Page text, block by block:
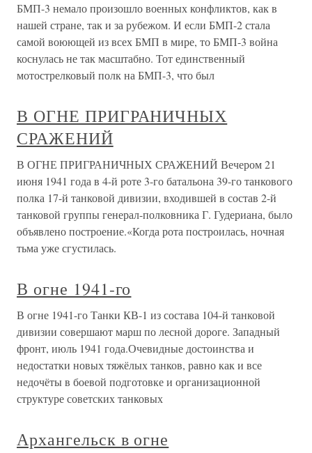
БМП-3 немало произошло военных конфликтов, как в
нашей стране, так и за рубежом. И если БМП-2 стала
самой воюющей из всех БМП в мире, то БМП-3 война
коснулась не так масштабно. Тот единственный
мотострелковый полк на БМП-3, что был
В ОГНЕ ПРИГРАНИЧНЫХ
СРАЖЕНИЙ
В ОГНЕ ПРИГРАНИЧНЫХ СРАЖЕНИЙ Вечером 21
июня 1941 года в 4-й роте 3-го батальона 39-го танкового
полка 17-й танковой дивизии, входившей в состав 2-й
танковой группы генерал-полковника Г. Гудериана, было
объявлено построение.«Когда рота построилась, ночная
тьма уже сгустилась.
В огне 1941-го
В огне 1941-го Танки КВ-1 из состава 104-й танковой
дивизии совершают марш по лесной дороге. Западный
фронт, июль 1941 года.Очевидные достоинства и
недостатки новых тяжёлых танков, равно как и все
недочёты в боевой подготовке и организационной
структуре советских танковых
Архангельск в огне